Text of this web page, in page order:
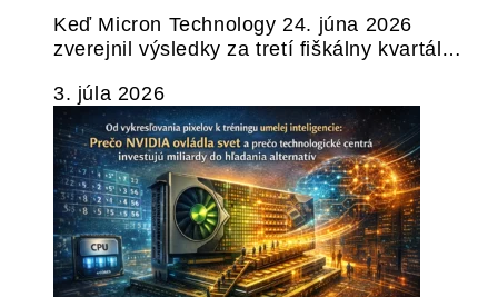
Keď Micron Technology 24. júna 2026
zverejnil výsledky za tretí fiškálny kvartál…
3. júla 2026